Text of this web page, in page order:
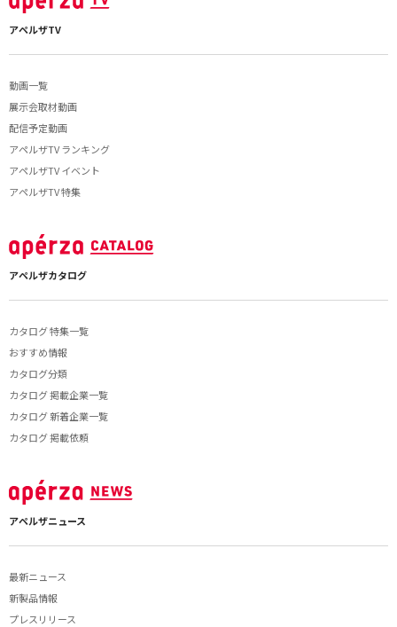
アペルザTV
動画一覧
展示会取材動画
配信予定動画
アペルザTV ランキング
アペルザTV イベント
アペルザTV 特集
アペルザカタログ
カタログ 特集一覧
おすすめ情報
カタログ分類
カタログ 掲載企業一覧
カタログ 新着企業一覧
カタログ 掲載依頼
アペルザニュース
最新ニュース
新製品情報
プレスリリース